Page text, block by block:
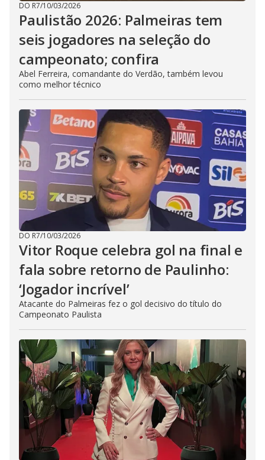
DO R7/10/03/2026
Paulistão 2026: Palmeiras tem
seis jogadores na seleção do
campeonato; confira
Abel Ferreira, comandante do Verdão, também levou
como melhor técnico
DO R7/10/03/2026
Vitor Roque celebra gol na final e
fala sobre retorno de Paulinho:
‘Jogador incrível’
Atacante do Palmeiras fez o gol decisivo do título do
Campeonato Paulista